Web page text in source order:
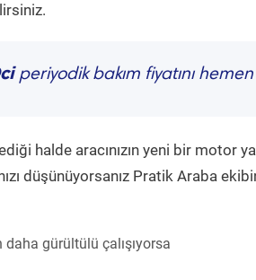
periyodik bakım fiyatını
halde aracınızın yeni bir motor
düşünüyorsanız Pratik Araba
gürültülü çalışıyorsa